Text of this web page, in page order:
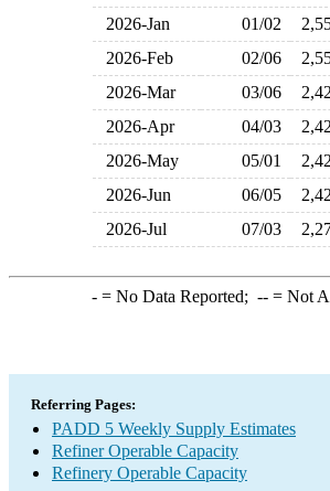
2026-Jan 01/02
2026-Feb
02/06
2026-Mar
03/06
2026-Apr
04/03
2026-May
05/01
2026-Jun
06/05
2026-Jul
07/03
-= No Data Reported; --= Not
Referring Pages:
PADD 5 Weekly Supply Estimates
Refiner Operable Capacity
Refinery Operable Capacity